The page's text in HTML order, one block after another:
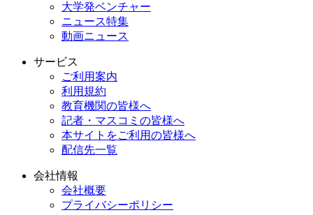
大学発ベンチャー
ニュース特集
動画ニュース
サービス
ご利用案内
利用規約
教育機関の皆様へ
記者・マスコミの皆様へ
本サイトをご利用の皆様へ
配信先一覧
会社情報
会社概要
プライバシーポリシー